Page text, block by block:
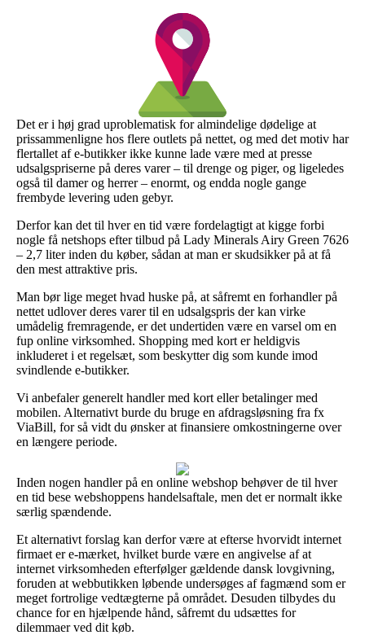
Det er i høj grad uproblematisk for almindelige dødelige at
prissammenligne hos flere outlets på nettet, og med det motiv har
flertallet af e-butikker ikke kunne lade være med at presse
udsalgspriserne på deres varer – til drenge og piger, og ligeledes
også til damer og herrer – enormt, og endda nogle gange
frembyde levering uden gebyr.
Derfor kan det til hver en tid være fordelagtigt at kigge forbi
nogle få netshops efter tilbud på Lady Minerals Airy Green 7626
– 2,7 liter inden du køber, sådan at man er skudsikker på at få
den mest attraktive pris.
Man bør lige meget hvad huske på, at såfremt en forhandler på
nettet udlover deres varer til en udsalgspris der kan virke
umådelig fremragende, er det undertiden være en varsel om en
fup online virksomhed. Shopping med kort er heldigvis
inkluderet i et regelsæt, som beskytter dig som kunde imod
svindlende e-butikker.
Vi anbefaler generelt handler med kort eller betalinger med
mobilen. Alternativt burde du bruge en afdragsløsning fra fx
ViaBill, for så vidt du ønsker at finansiere omkostningerne over
en længere periode.
Inden nogen handler på en online webshop behøver de til hver
en tid bese webshoppens handelsaftale, men det er normalt ikke
særlig spændende.
Et alternativt forslag kan derfor være at efterse hvorvidt internet
firmaet er e-mærket, hvilket burde være en angivelse af at
internet virksomheden efterfølger gældende dansk lovgivning,
foruden at webbutikken løbende undersøges af fagmænd som er
meget fortrolige vedtægterne på området. Desuden tilbydes du
chance for en hjælpende hånd, såfremt du udsættes for
dilemmaer ved dit køb.